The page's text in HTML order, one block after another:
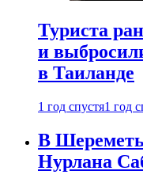
Туриста
и
в Таиланде
1 год спустя1 год
В
Нурлана